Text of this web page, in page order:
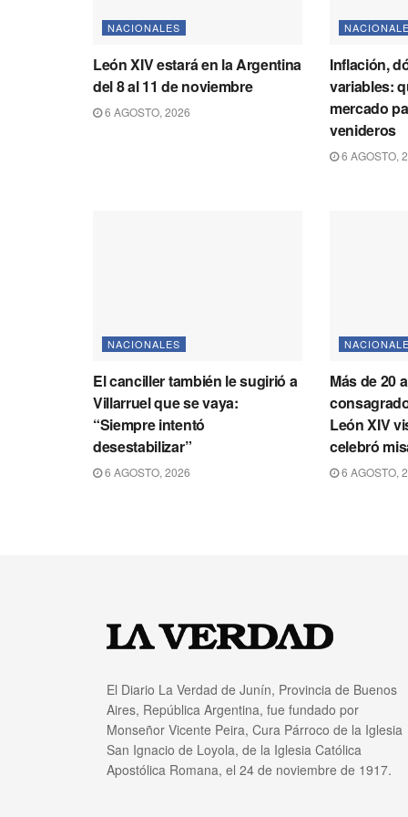
NACIONALES
León XIV estará en la Argentina
del 8 al 11 de noviembre
6 AGOSTO, 2026
Inflación,
variables:
mercado
venideros
6 AGOSTO,
NACIONALES
El canciller también le sugirió a
Villarruel que se vaya:
“Siempre intentó
desestabilizar”
6 AGOSTO, 2026
Más de 20
León XIV
celebró
6 AGOSTO,
El Diario La Verdad de Junín, Provincia de Buenos
Aires, República Argentina, fue fundado por
Monseñor Vicente Peira, Cura Párroco de la Iglesia
San Ignacio de Loyola, de la Iglesia Católica
Apostólica Romana, el 24 de noviembre de 1917.